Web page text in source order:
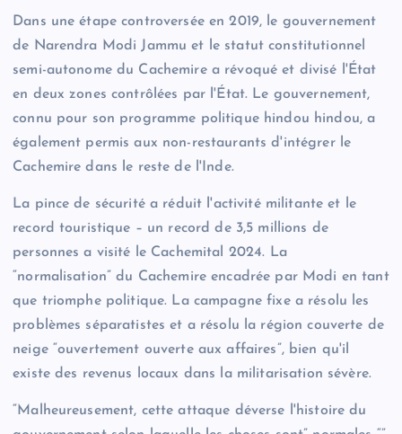
Dans une étape controversée en 2019, le gouvernement
de Narendra Modi Jammu et le statut constitutionnel
semi-autonome du Cachemire a révoqué et divisé l'État
en deux zones contrôlées par l'État. Le gouvernement,
connu pour son programme politique hindou hindou, a
également permis aux non-restaurants d'intégrer le
Cachemire dans le reste de l'Inde.
La pince de sécurité a réduit l'activité militante et le
record touristique – un record de 3,5 millions de
personnes a visité le Cachemital 2024. La
“normalisation” du Cachemire encadrée par Modi en tant
que triomphe politique. La campagne fixe a résolu les
problèmes séparatistes et a résolu la région couverte de
neige “ouvertement ouverte aux affaires”, bien qu'il
existe des revenus locaux dans la militarisation sévère.
“Malheureusement, cette attaque déverse l'histoire du